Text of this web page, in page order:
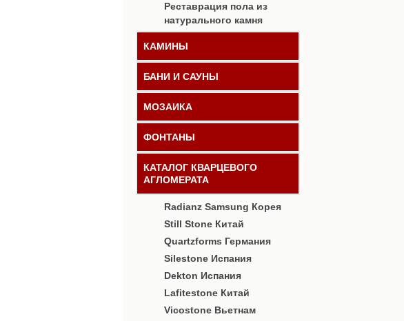
Реставрация пола из
натурального камня
КАМИНЫ
БАНИ И САУНЫ
МОЗАИКА
ФОНТАНЫ
КАТАЛОГ КВАРЦЕВОГО
АГЛОМЕРАТА
Radianz Samsung Корея
Still Stone Китай
Quartzforms Германия
Silestone Испания
Dekton Испания
Lafitestone Китай
Vicostone Вьетнам